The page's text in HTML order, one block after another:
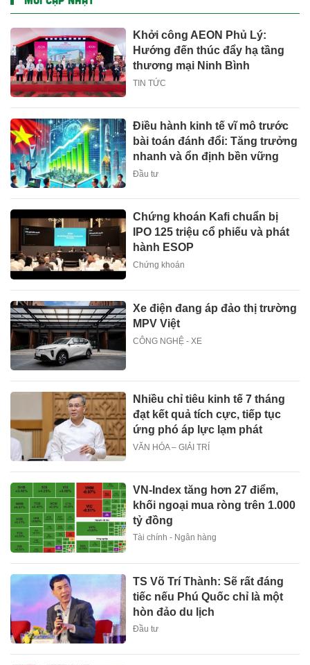
Khởi công AEON Phủ Lý:
Hướng đến thúc đẩy hạ tầng
thương mại Ninh Bình
TIN TỨC
Điều hành kinh tế vĩ mô trước
bài toán đánh đổi: Tăng trưởng
nhanh và ổn định bền vững
Đầu tư
Chứng khoán Kafi chuẩn bị
IPO 125 triệu cổ phiếu và phát
hành ESOP
Chứng khoán
Xe điện đang áp đảo thị trường
MPV Việt
CÔNG NGHỆ - XE
Nhiều chỉ tiêu kinh tế 7 tháng
đạt kết quả tích cực, tiếp tục
ứng phó áp lực lạm phát
VĂN HÓA – GIẢI TRÍ
VN-Index tăng hơn 27 điểm,
khối ngoại mua ròng trên 1.000
tỷ đồng
Tài chính - Ngân hàng
TS Võ Trí Thành: Sẽ rất đáng
tiếc nếu Phú Quốc chỉ là một
hòn đảo du lịch
Đầu tư